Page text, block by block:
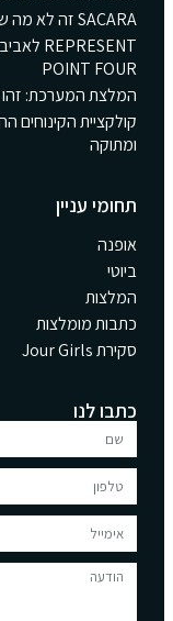
SACARA זה לא מה שאת שמה על הפנים – זה הפנים
POINT FOUR
המלצת המערכת: זהו
קולקציית הקינוחים
ומתוקה
תחומי עניין
אופנה
ביוטי
המלצות
כתבות מומלצות
סקירת Jour Girls
כתבו לנו